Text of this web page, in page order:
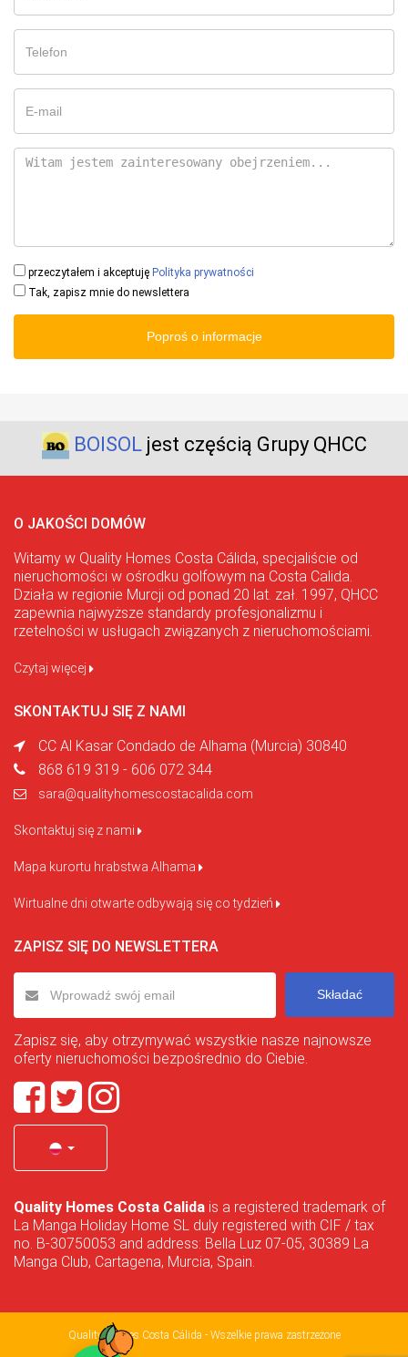
przeczytałem i akceptuję Polityka prywatności
Tak, zapisz mnie do newslettera
Poproś o informacje
BOISOLjest częścią Grupy QHCC
O JAKOŚCI DOMÓW
Witamy w Quality Homes Costa Cálida, specjaliście od
nieruchomości w ośrodku golfowym na Costa Calida.
Działa w regionie Murcji od ponad 20 lat. zał. 1997, QHCC
zapewnia najwyższe standardy profesjonalizmu i
rzetelności w usługach związanych z nieruchomościami.
Czytaj więcej
SKONTAKTUJ SIĘ Z NAMI
CC Al Kasar Condado de Alhama (Murcia) 30840
868 619 319 - 606 072 344
sara@qualityhomescostacalida.com
Skontaktuj się z nami
Mapa kurortu hrabstwa Alhama
Wirtualne dni otwarte odbywają się co tydzień
ZAPISZ SIĘ DO NEWSLETTERA
Składać
Zapisz się, aby otrzymywać wszystkie nasze najnowsze
oferty nieruchomości bezpośrednio do Ciebie.
Quality Homes Costa Calida is a registered trademark of
La Manga Holiday Home SL duly registered with CIF / tax
no. B-30750053 and address: Bella Luz 07-05, 30389 La
Manga Club, Cartagena, Murcia, Spain.
Quality Homes Costa Cálida - Wszelkie prawa zastrzeżone